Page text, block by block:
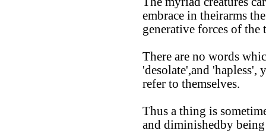
embrace in theirarms
generative forces of the
There are no words
'desolate',and 'hapless',
refer to themselves.
Thus a thing is
and diminishedby